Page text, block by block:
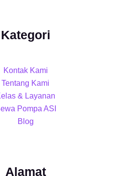
Kategori
Kontak Kami
Tentang Kami
& Layanan
Pompa ASI
Blog
Alamat